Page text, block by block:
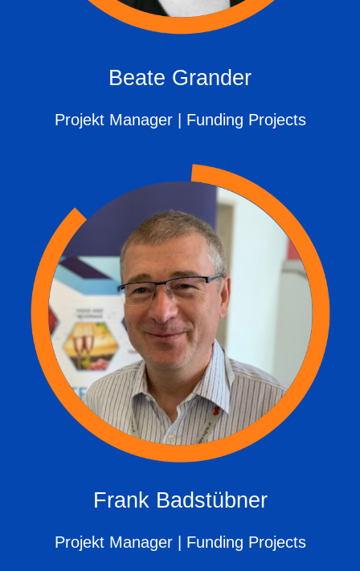
Beate Grander
Projekt Manager | Funding Projects
Frank Badstübner
Projekt Manager | Funding Projects